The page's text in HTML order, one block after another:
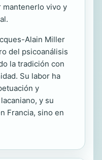
mantenerlo vivo y
Alain Miller
del psicoanálisis
la tradición con
Su labor ha
y
y su
Francia, sino en